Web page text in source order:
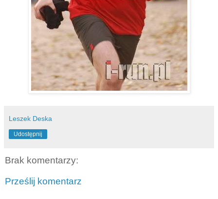
Leszek Deska
Udostępnij
Brak komentarzy:
Prześlij komentarz